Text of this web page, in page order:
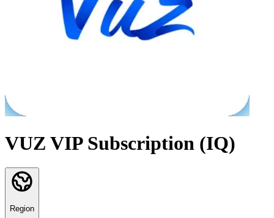
VUZ VIP Subscription (IQ)
Region